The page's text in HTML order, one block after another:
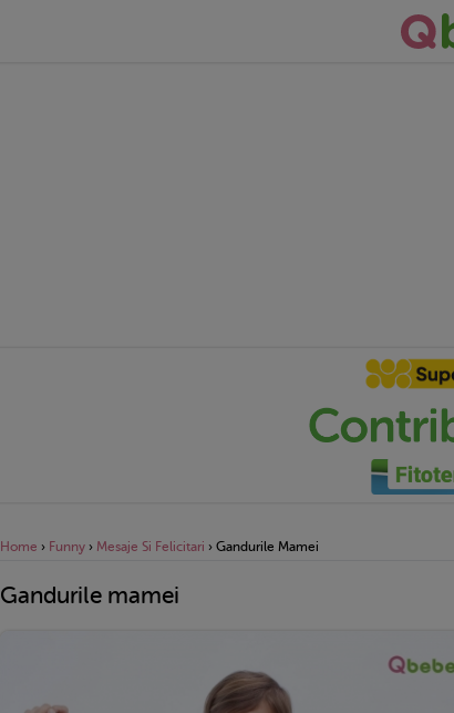
Home › Funny › Mesaje Si Felicitari › Gandurile Mamei
Gandurile mamei